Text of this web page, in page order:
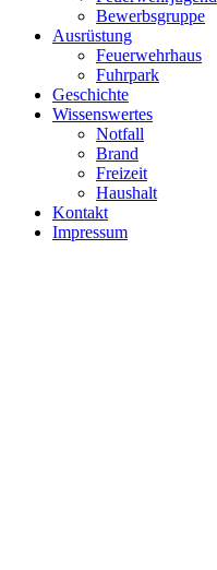
Bewerbsgruppe
Ausrüstung
Feuerwehrhaus
Fuhrpark
Geschichte
Wissenswertes
Notfall
Brand
Freizeit
Haushalt
Kontakt
Impressum